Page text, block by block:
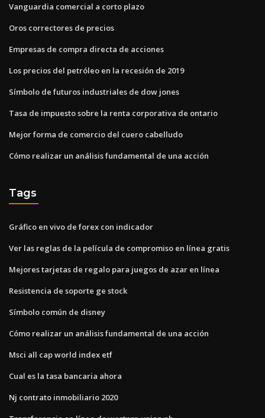
Vanguardia comercial a corto plazo
Oros correctores de precios
Empresas de compra directa de acciones
Los precios del petróleo en la recesión de 2019
Símbolo de futuros industriales de dow jones
Tasa de impuesto sobre la renta corporativa de ontario
Mejor forma de comercio del cuero cabelludo
Cómo realizar un análisis fundamental de una acción
Tags
Gráfico en vivo de forex con indicador
Ver las reglas de la película de compromiso en línea gratis
Mejores tarjetas de regalo para juegos de azar en línea
Resistencia de soporte ge stock
Símbolo común de disney
Cómo realizar un análisis fundamental de una acción
Msci all cap world index etf
Cual es la tasa bancaria ahora
Nj contrato inmobiliario 2020